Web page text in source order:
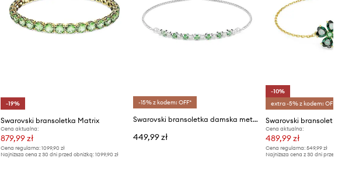
-19%
Swarovski bransoletka Matrix
Cena aktualna:
879,99 zł
Cena regularna: 1099,90 zł
Najniższa cena z 30 dni przed obniżką: 1099,90 zł
-15% z kodem: OFF*
Swarovski bransoletka damska metalowa z cyrkonią MATRIX
449,99 zł
-10%
extra -5% z kodem: OFF*
Swarovski bransoletka
Cena aktualna:
489,99 zł
Cena regularna: 549,99 zł
Najniższa cena z 30 dni przed obniżką: